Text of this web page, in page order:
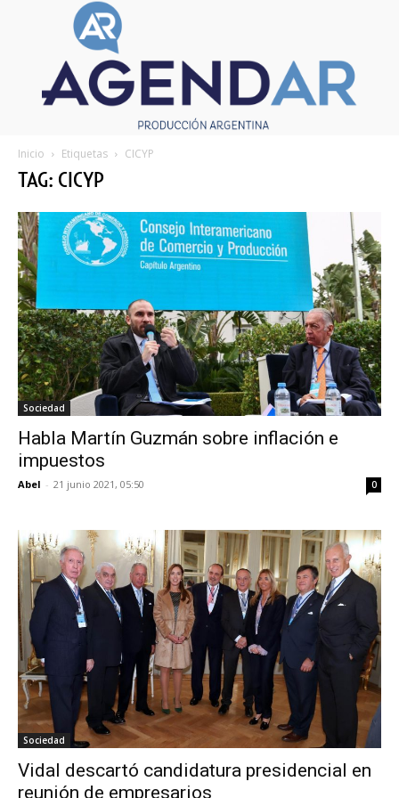
Inicio Etiquetas CICYP
TAG: CICYP
Sociedad
Habla Martín Guzmán sobre inflación e
impuestos
Abel - 21 junio 2021, 05:50 0
Sociedad
Vidal descartó candidatura presidencial en
reunión de empresarios